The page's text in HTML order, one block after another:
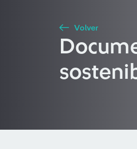
Volver